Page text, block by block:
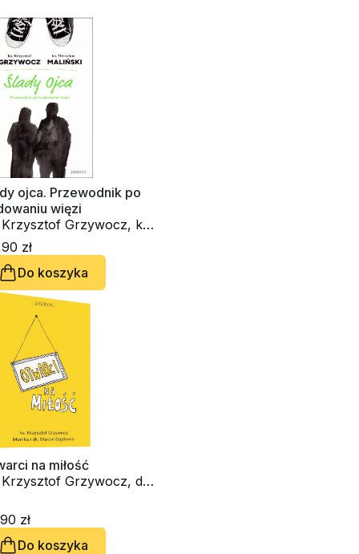
ojca. Przewodnik po
więzi
Krzysztof Grzywocz, ks.
Maliński
zł
Do koszyka
na miłość
Krzysztof Grzywocz, dk.
zł
Do koszyka